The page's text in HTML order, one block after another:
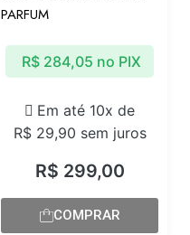
PARFUM
R$ 299,00
Em até 10x de
R$29,90 sem juros
R$ 284,05 no PIX
COMPRAR